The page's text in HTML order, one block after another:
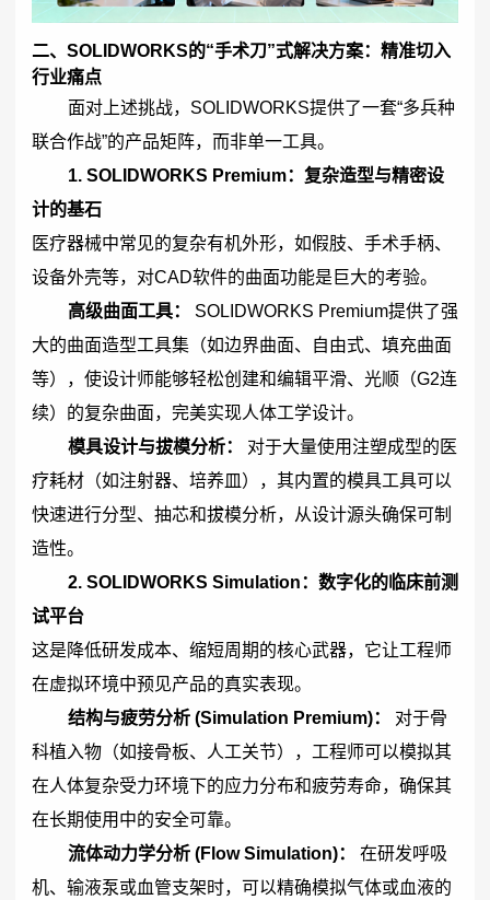
二、 SOLIDWORKS的“手术刀”式解决方案：精准切入
行业痛点
面对上述挑战， SOLIDWORKS提供了一套“多兵种
联合作战”的产品矩阵，而非单一工具。
1.SOLIDWORKS Premium：复杂造型与精密设
计的基石
医疗器械中常见的复杂有机外形，如假肢、手术手柄、
设备外壳等，对CAD软件的曲面功能是巨大的考验。
高级曲面工具：
SOLIDWORKS Premium提供了强
大的曲面造型工具集（如边界曲面、自由式、填充曲面
等），使设计师能够轻松创建和编辑平滑、光顺（G2连
续）的复杂曲面，完美实现人体工学设计。
模具设计与拔模分析：
对于大量使用注塑成型的医
疗耗材（如注射器、培养皿），其内置的模具工具可以
快速进行分型、抽芯和拔模分析，从设计源头确保可制
造性。
2.SOLIDWORKS Simulation：数字化的临床前测
试平台
这是降低研发成本、缩短周期的核心武器，它让工程师
在虚拟环境中预见产品的真实表现。
结构与疲劳分析 (Simulation Premium)：
对于骨
科植入物（如接骨板、人工关节），工程师可以模拟其
在人体复杂受力环境下的应力分布和疲劳寿命，确保其
在长期使用中的安全可靠。
流体动力学分析 (Flow Simulation)：
在研发呼吸
机、输液泵或血管支架时，可以精确模拟气体或血液的